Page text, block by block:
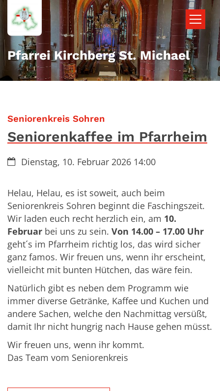
Zum Inhalt springen
Pfarrei Kirchberg St. Michael
Seniorenkreis Sohren
Seniorenkaffee im Pfarrheim
Datum:Dienstag, 10. Februar 2026 14:00
Helau, Helau, es ist soweit, auch beim
Seniorenkreis Sohren beginnt die Faschingszeit.
Wir laden euch recht herzlich ein, am 10.
Februar bei uns zu sein. Von 14.00 – 17.00 Uhr
geht´s im Pfarrheim richtig los, das wird sicher
ganz famos. Wir freuen uns, wenn ihr erscheint,
vielleicht mit bunten Hütchen, das wäre fein.
Natürlich gibt es neben dem Programm wie
immer diverse Getränke, Kaffee und Kuchen und
andere Sachen, welche den Nachmittag versüßt,
damit Ihr nicht hungrig nach Hause gehen müsst.
Wir freuen uns, wenn ihr kommt.
Das Team vom Seniorenkreis